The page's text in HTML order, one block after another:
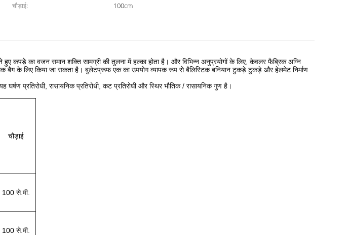
चौड़ाई:
100cm
हुए कपड़े का वजन समान शक्ति सामग्री की तुलना में हल्का होता है। और विभिन्न अनुप्रयोगों के लिए, केवलर फैब्रिक अग्नि
बैग के लिए किया जा सकता है। बुलेटप्रूफ एक का उपयोग व्यापक रूप से बैलिस्टिक बनियान टुकड़े टुकड़े और हेलमेट निर्माण
घर्षण प्रतिरोधी, रासायनिक प्रतिरोधी, कट प्रतिरोधी और स्थिर भौतिक / रासायनिक गुण है।
चौड़ाई
100 से.मी.
100 से.मी.